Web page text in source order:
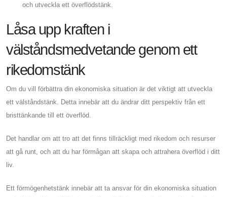
och utveckla ett överflödstänk.
Låsa upp kraften i
välståndsmedvetande genom ett
rikedomstänk
Om du vill förbättra din ekonomiska situation är det viktigt att utveckla
ett välståndstänk. Detta innebär att du ändrar ditt perspektiv från ett
bristtänkande till ett överflöd.
Det handlar om att tro att det finns tillräckligt med rikedom och resurser
att gå runt, och att du har förmågan att skapa och attrahera överflöd i ditt
liv.
Ett förmögenhetstänk innebär att ta ansvar för din ekonomiska situation